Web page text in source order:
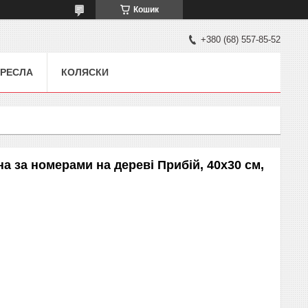
Кошик
+380 (68) 557-85-52
КОЛЯСКИ
за номерами на дереві Прибій, 40x30 см,